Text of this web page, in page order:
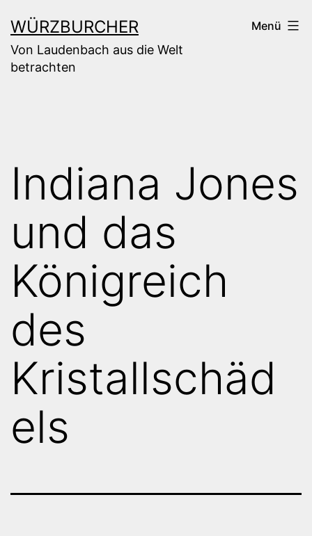
Inhalt
springen
WÜRZBURCHER
Von Laudenbach aus die Welt
betrachten
Menü
Indiana Jones
und das
Königreich
des
Kristallschäd
els